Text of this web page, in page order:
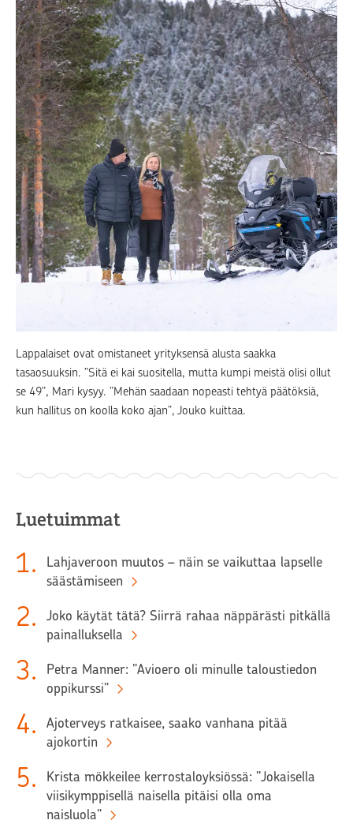
Lappalaiset ovat omistaneet yrityksensä alusta saakka
tasaosuuksin. ”Sitä ei kai suositella, mutta kumpi meistä olisi ollut
se 49”, Mari kysyy. ”Mehän saadaan nopeasti tehtyä päätöksiä,
kun hallitus on koolla koko ajan”, Jouko kuittaa.
Luetuimmat
1.
Lahjaveroon muutos – näin se vaikuttaa lapselle
säästämiseen
2.
Joko käytät tätä? Siirrä rahaa näppärästi pitkällä
painalluksella
3.
Petra Manner: ”Avioero oli minulle taloustiedon
oppikurssi”
4.
Ajoterveys ratkaisee, saako vanhana pitää
ajokortin
5.
Krista mökkeilee kerrostaloyksiössä: ”Jokaisella
viisikymppisellä naisella pitäisi olla oma
naisluola”